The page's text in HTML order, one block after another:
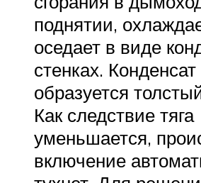
поднятии,
оседает в виде
стенках.
образуется
Как следствие тяга
уменьшается,
включение